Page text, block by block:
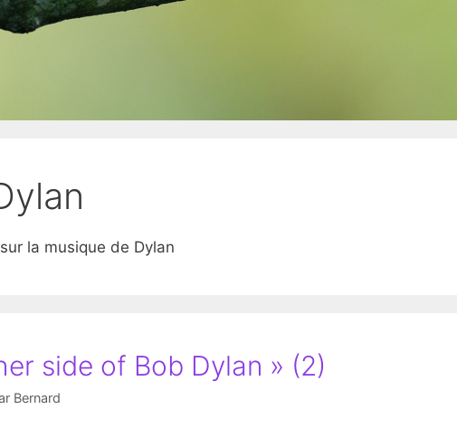
la musique de Dylan
side of Bob Dylan » (2)
Bernard